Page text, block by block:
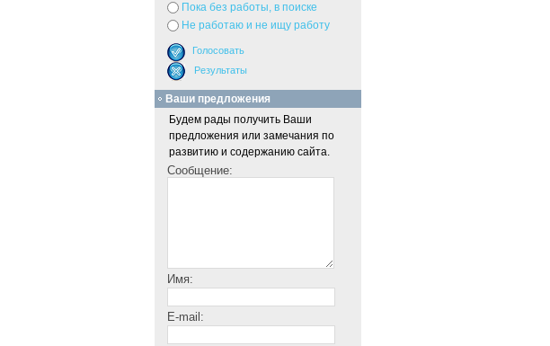
Пока без работы, в поиске
Не работаю и не ищу работу
Ваши предложения
Будем рады получить Ваши
предложения или замечания по
развитию и содержанию сайта.
Сообщение:
Имя:
E-mail: